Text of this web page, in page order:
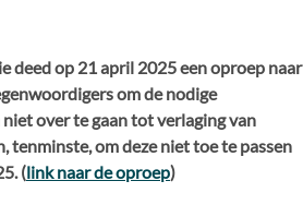
deed op 21 april 2025 een oproep naar
om de nodige
over te gaan tot verlaging van
tenminste, om deze niet toe te passen
(link naar de oproep)